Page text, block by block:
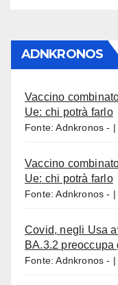
ADNKRONOS
Vaccino
Ue: chi potrà farlo
Fonte: Adnkronos -
Vaccino
Ue: chi potrà farlo
Fonte: Adnkronos -
Covid, negli Usa
BA.3.2 preoccupa
Fonte: Adnkronos -